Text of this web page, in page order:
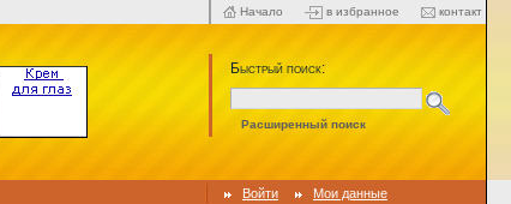
Начало в избранное контакт
Быстрый поиск:
Расширенный поиск
Войти Мои данные